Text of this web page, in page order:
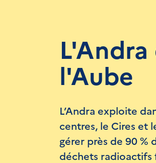
L'Andra
l'Aube
L’Andra exploite
centres, le Cires et
gérer près de 90 %
déchets radioactifs